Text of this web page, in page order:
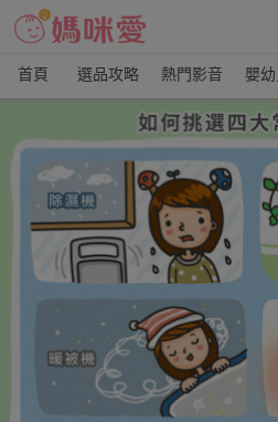
首頁 選品攻略 熱門影音 嬰